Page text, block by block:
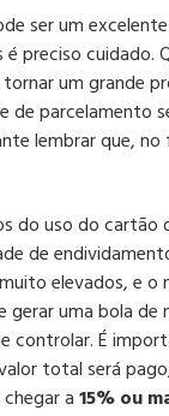
ser um
é preciso cuidado.
um grande
de parcelamento
lembrar que,
do uso do cartão
de
elevados, e o
uma bola de
controlar. É
total será
a15% ou